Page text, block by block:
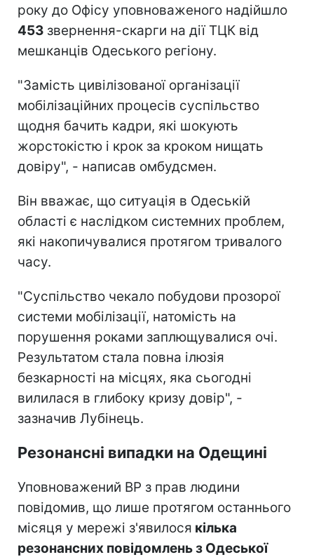
року до Офісу уповноваженого надійшло
453 звернення-скарги на дії ТЦК від
мешканців Одеського регіону.
"Замість цивілізованої організації
мобілізаційних процесів суспільство
щодня бачить кадри, які шокують
жорстокістю і крок за кроком нищать
довіру", - написав омбудсмен.
Він вважає, що ситуація в Одеській
області є наслідком системних проблем,
які накопичувалися протягом тривалого
часу.
"Суспільство чекало побудови прозорої
системи мобілізації, натомість на
порушення роками заплющувалися очі.
Результатом стала повна ілюзія
безкарності на місцях, яка сьогодні
вилилася в глибоку кризу довір", -
зазначив Лубінець.
Резонансні випадки на Одещині
Уповноважений ВР з прав людини
повідомив, що лише протягом останнього
місяця у мережі з'явилося кілька
резонансних повідомлень з Одеської